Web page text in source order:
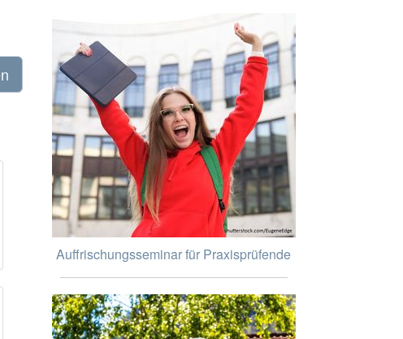
Auffrischungsseminar für Praxisprüfende